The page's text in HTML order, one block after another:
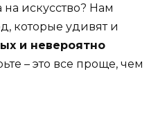
искусство? Нам
которые удивят и
и невероятно
– это все проще, чем